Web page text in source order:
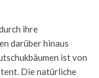
ihre
darüber hinaus
ist von
Die natürliche